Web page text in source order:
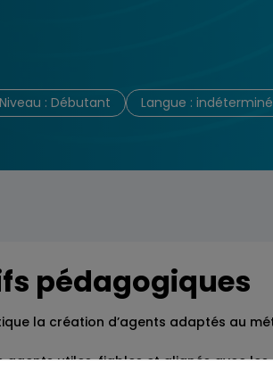
Niveau : Débutant Langue : indéterminé
pédagogiques
la création d’agents adaptés au
agents utiles, fiables et alignés avec les